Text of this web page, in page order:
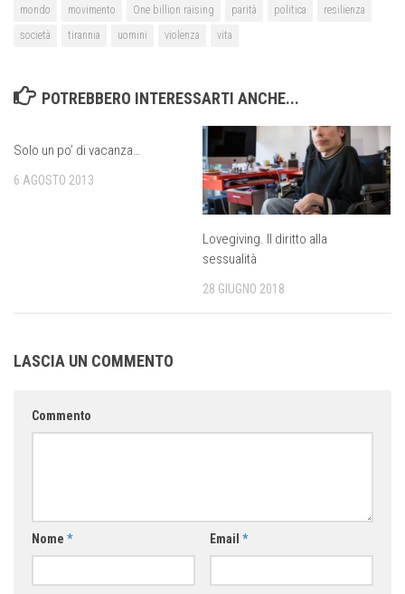
mondo
movimento One billion raising parità politica
resilienza
società
tirannia uomini violenza vita
POTREBBERO INTERESSARTI ANCHE...
Solo un po’ di vacanza…
6 AGOSTO 2013
Lovegiving. Il diritto alla
sessualità
28 GIUGNO 2018
LASCIA UN COMMENTO
Commento
Nome * Email *